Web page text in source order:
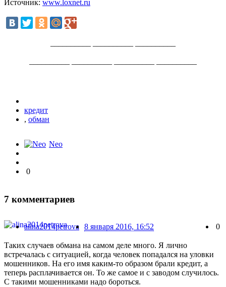
Источник: www.loxnet.ru
кредит
, обман
Neo
0
7 комментариев
alina2014petrova 8 января 2016, 16:52 0
Таких случаев обмана на самом деле много. Я лично
встречалась с ситуацией, когда человек попадался на уловки
мошенников. На его имя каким-то образом брали кредит, а
теперь расплачивается он. То же самое и с заводом случилось.
С такими мошенниками надо бороться.